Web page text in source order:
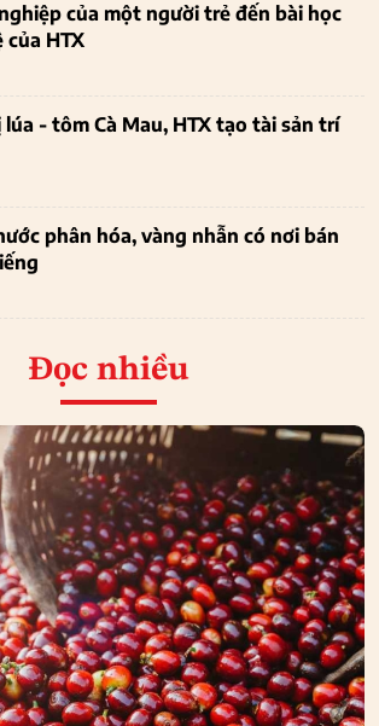
của một người trẻ đến bài học
HTX
- tôm Cà Mau, HTX tạo tài sản trí
phân hóa, vàng nhẫn có nơi bán
Đọc nhiều